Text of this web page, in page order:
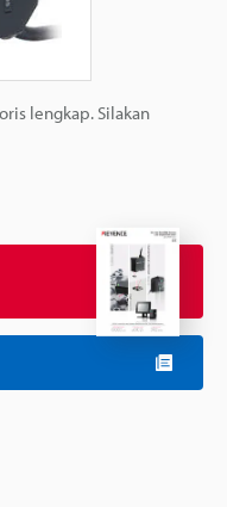
lengkap. Silakan